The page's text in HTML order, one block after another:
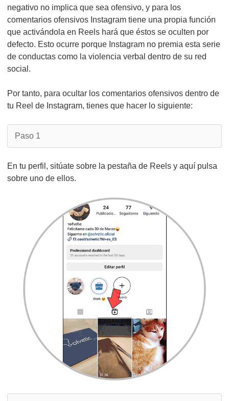
negativo no implica que sea ofensivo, y para los
comentarios ofensivos Instagram tiene una propia función
que activándola en Reels hará que éstos se oculten por
defecto. Esto ocurre porque Instagram no premia esta serie
de conductas como la violencia verbal dentro de su red
social.
Por tanto, para ocultar los comentarios ofensivos dentro de
tu Reel de Instagram, tienes que hacer lo siguiente:
Paso 1
En tu perfil, sitúate sobre la pestaña de Reels y aquí pulsa
sobre uno de ellos.